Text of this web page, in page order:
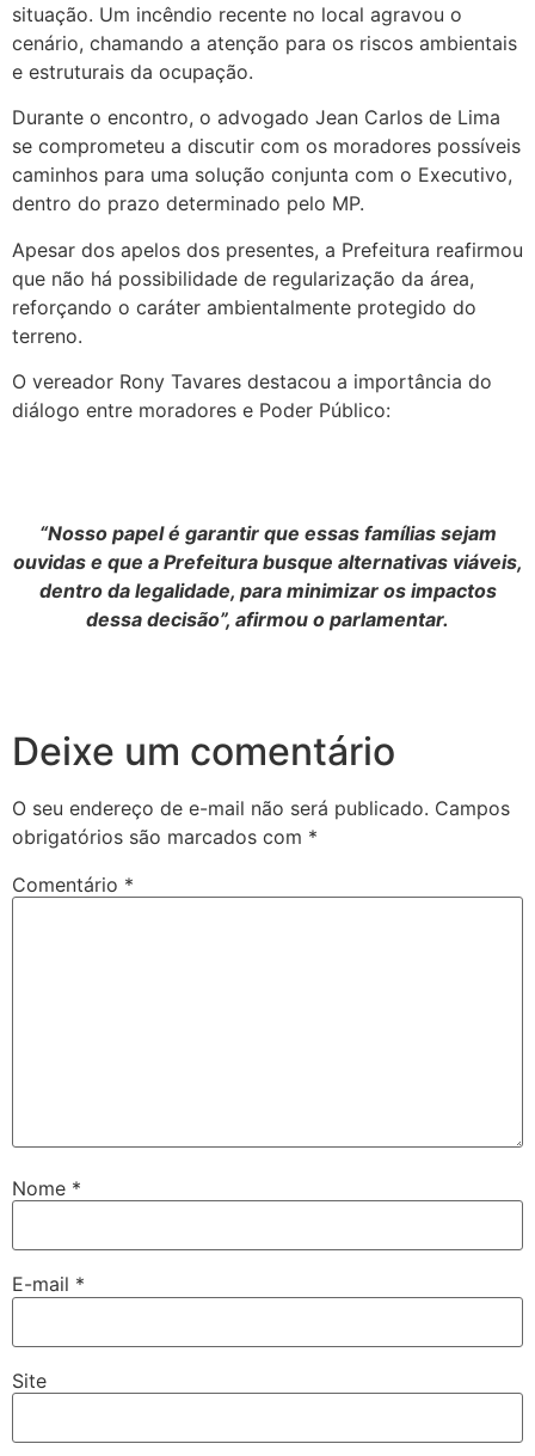
situação. Um incêndio recente no local agravou o
cenário, chamando a atenção para os riscos ambientais
e estruturais da ocupação.
Durante o encontro, o advogado Jean Carlos de Lima
se comprometeu a discutir com os moradores possíveis
caminhos para uma solução conjunta com o Executivo,
dentro do prazo determinado pelo MP.
Apesar dos apelos dos presentes, a Prefeitura reafirmou
que não há possibilidade de regularização da área,
reforçando o caráter ambientalmente protegido do
terreno.
O vereador Rony Tavares destacou a importância do
diálogo entre moradores e Poder Público:
“Nosso papel é garantir que essas famílias sejam
ouvidas e que a Prefeitura busque alternativas viáveis,
dentro da legalidade, para minimizar os impactos
dessa decisão”, afirmou o parlamentar.
Deixe um comentário
O seu endereço de e-mail não será publicado. Campos
obrigatórios são marcados com *
Comentário *
Nome *
E-mail *
Site